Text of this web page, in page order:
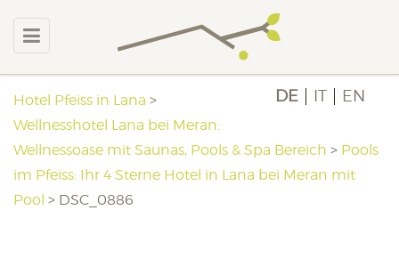
DE IT EN
Hotel Pfeiss in Lana >
Wellnesshotel Lana bei Meran:
Wellnessoase mit Saunas, Pools & Spa Bereich > Pools
im Pfeiss: Ihr 4 Sterne Hotel in Lana bei Meran mit
Pool > DSC_0886